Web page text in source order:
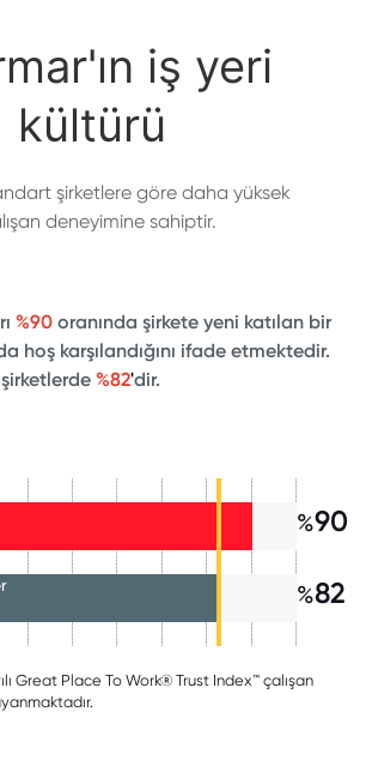
iş yeri
kültürü
şirketlere göre daha yüksek
deneyimine sahiptir.
%90 oranında şirkete yeni katılan bir
hoş karşılandığını ifade etmektedir.
%82'dir.
%90
%82
Great Place To Work® Trust Index™ çalışan